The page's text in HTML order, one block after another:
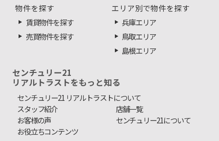
物件を探す
賃貸物件を探す
売買物件を探す
エリア別で物件を探す
兵庫エリア
鳥取エリア
島根エリア
センチュリー21
リアルトラストをもっと知る
センチュリー21 リアルトラストについて
スタッフ紹介
店舗一覧
お客様の声
センチュリー21について
お役立ちコンテンツ